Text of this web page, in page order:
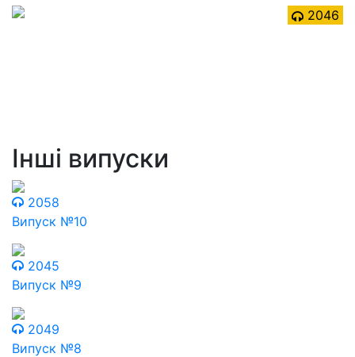
2046
Інші випуски
2058
Випуск №10
2045
Випуск №9
2049
Випуск №8